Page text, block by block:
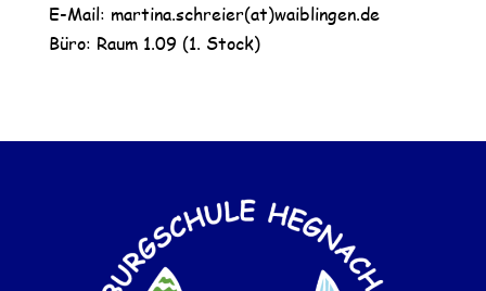
E-Mail: martina.schreier(at)waiblingen.de
Büro: Raum 1.09 (1. Stock)